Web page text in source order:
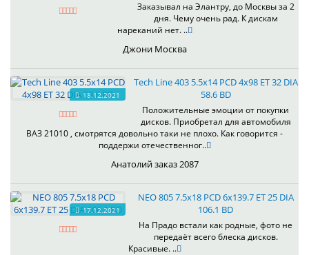
Заказывал на Элантру, до Москвы за 2
дня. Чему очень рад. К дискам
нареканий нет. ..
Джони Москва
18.12.2021
Tech Line 403 5.5x14 PCD 4x98 ET 32 DIA
58.6 BD
Положительные эмоции от покупки
дисков. Приобретал для автомобиля
ВАЗ 21010 , смотрятся довольно таки не плохо. Как говорится -
поддержи отечественног..
Анатолий заказ 2087
17.12.2021
NEO 805 7.5x18 PCD 6x139.7 ET 25 DIA
106.1 BD
На Прадо встали как родные, фото не
передаёт всего блеска дисков.
Красивые. ..